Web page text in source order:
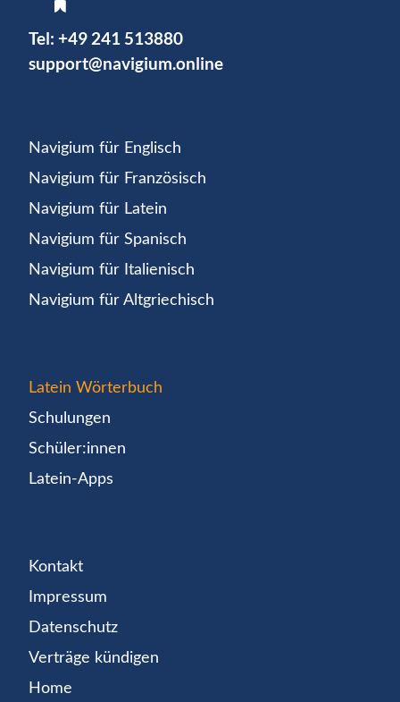
Tel: +49 241 513880
support@navigium.online
Navigium für Englisch
Navigium für Französisch
Navigium für Latein
Navigium für Spanisch
Navigium für Italienisch
Navigium für Altgriechisch
Latein Wörterbuch
Schulungen
Schüler:innen
Latein-Apps
Kontakt
Impressum
Datenschutz
Verträge kündigen
Home